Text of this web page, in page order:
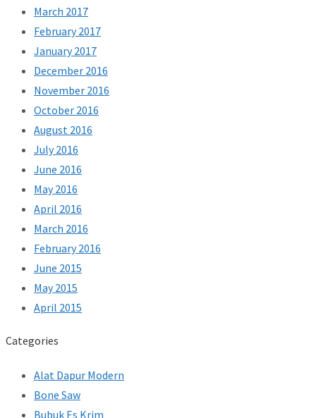
March 2017
February 2017
January 2017
December 2016
November 2016
October 2016
August 2016
July 2016
June 2016
May 2016
April 2016
March 2016
February 2016
June 2015
May 2015
April 2015
Categories
Alat Dapur Modern
Bone Saw
Bubuk Es Krim